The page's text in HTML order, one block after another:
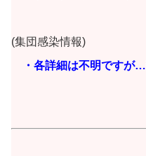
(集団感染情報)
・各詳細は不明ですが…